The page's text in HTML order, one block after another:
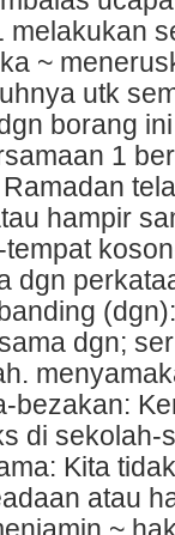
me­lakukan
~
utk
borang
1
hampir
dgn
dgn;
bezakan:
di sekolah-
Kita
atau